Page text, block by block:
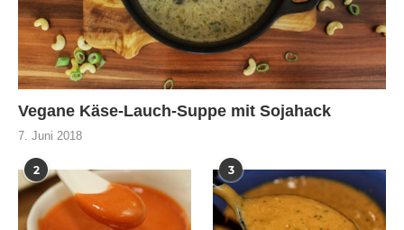
Vegane Käse-Lauch-Suppe mit Sojahack
7. Juni 2018
2 3